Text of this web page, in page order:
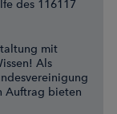
des 116117
mit
Als
Auftrag bieten